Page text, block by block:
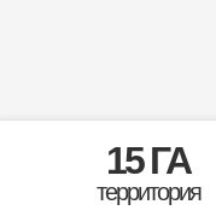
15 ГА
территория